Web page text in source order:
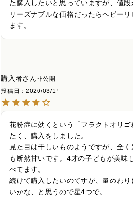
た購入したいと思っていますが、値
リーズナブルな価格だったらヘビー
ます。
購入者
非公開
投稿日
2020/03/17
花粉症に効くという「フラクトオリ
たく、購入をしました。
見た目は干しいものようですが、全
も断然甘いです。4才の子どもが美味
べてます。
続けて購入したいのですが、量のわ
いかな、と思うので星4つで。